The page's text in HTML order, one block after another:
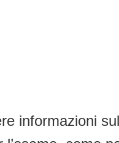
informazioni